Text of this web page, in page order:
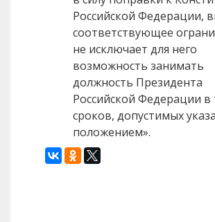
Российской Федерации,
соответствующее
не исключает для него
возможность занимать
должность Президента
Российской Федерации в
сроков, допустимых
положением».